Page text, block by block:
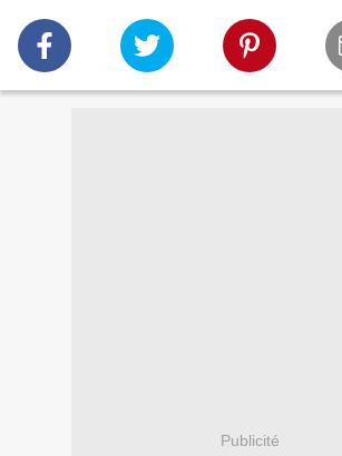
Publicité